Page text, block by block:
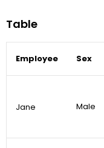
Table
Employee Sex
Jane Male